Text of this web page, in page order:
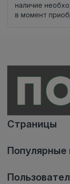
наличие
в момент
Страницы
Популярные